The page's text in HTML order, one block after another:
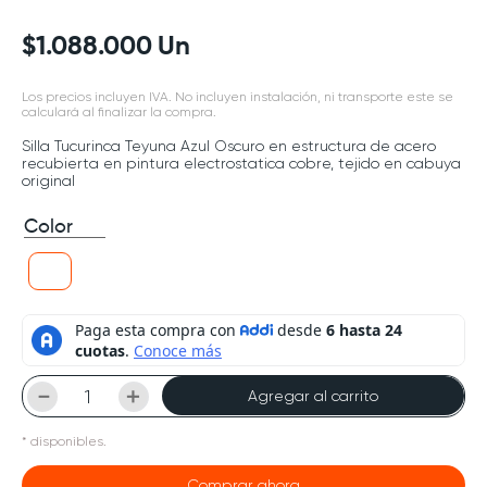
$1 .088.000 Un
Los precios incluyen IVA. No incluyen instalación, ni transporte este se
calculará al finalizar la compra.
Silla Tucurinca Teyuna Azul Oscuro en estructura de acero
recubierta en pintura electrostatica cobre, tejido en cabuya
original
Color
＋
－ Agregar al carrito
* disponibles.